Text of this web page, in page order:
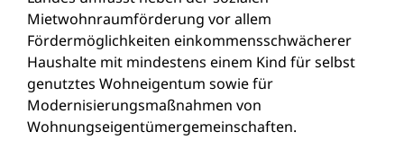
Mietwohnraumförderung vor allem
Fördermöglichkeiten einkommensschwächerer
Haushalte mit mindestens einem Kind für selbst
genutztes Wohneigentum sowie für
Modernisierungsmaßnahmen von
Wohnungseigentümergemeinschaften.